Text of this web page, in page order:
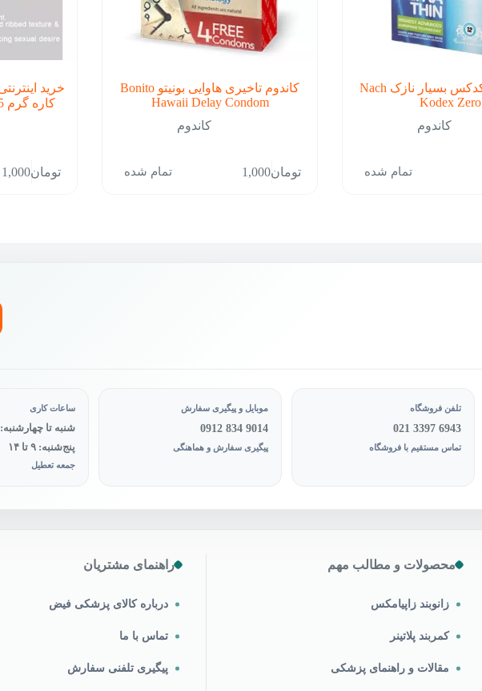
کاندوم ناچ کدکس بسیار نازک Nach
Kodex Zero
کاندوم
تمام شده
کاندوم تاخیری هاوایی بونیتو Bonito
Hawaii Delay Condom
کاندوم
تومان1,000 تمام شده
کاره گرم Kapoot Fire sensation 5
تومان1,000
تلفن فروشگاه
021 3397 6943
تماس مستقیم با فروشگاه
موبایل و پیگیری سفارش
0912 834 9014
پیگیری سفارش و هماهنگی
ساعات کاری
شنبه تا چهارشنبه: ۹ تا ۱۷
پنج‌شنبه: ۹ تا ۱۴
جمعه تعطیل
محصولات و مطالب مهم
زانوبند زاپیامکس
کمربند پلاتینر
مقالات و راهنمای پزشکی
راهنمای مشتریان
درباره کالای پزشکی فیض
تماس با ما
پیگیری تلفنی سفارش